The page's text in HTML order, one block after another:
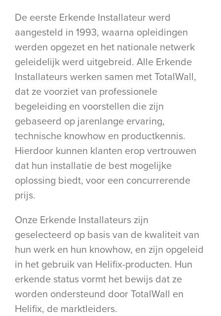
De eerste Erkende Installateur werd
aangesteld in 1993, waarna opleidingen
werden opgezet en het nationale netwerk
geleidelijk werd uitgebreid. Alle Erkende
Installateurs werken samen met TotalWall,
dat ze voorziet van professionele
begeleiding en voorstellen die zijn
gebaseerd op jarenlange ervaring,
technische knowhow en productkennis.
Hierdoor kunnen klanten erop vertrouwen
dat hun installatie de best mogelijke
oplossing biedt, voor een concurrerende
prijs.
Onze Erkende Installateurs zijn
geselecteerd op basis van de kwaliteit van
hun werk en hun knowhow, en zijn opgeleid
in het gebruik van Helifix-producten. Hun
erkende status vormt het bewijs dat ze
worden ondersteund door TotalWall en
Helifix, de marktleiders.